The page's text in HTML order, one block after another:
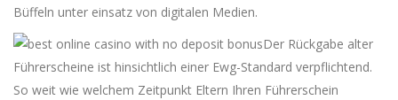
Büffeln unter einsatz von digitalen Medien.
Der Rückgabe alter
Führerscheine ist hinsichtlich einer Ewg-Standard verpflichtend.
So weit wie welchem Zeitpunkt Eltern Ihren Führerschein